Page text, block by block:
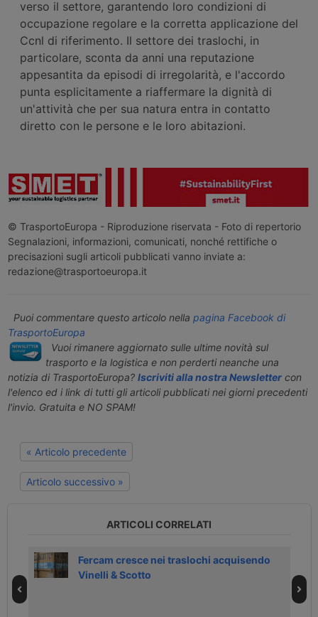
verso il settore, garantendo loro condizioni di
occupazione regolare e la corretta applicazione del
Ccnl di riferimento. Il settore dei traslochi, in
particolare, sconta da anni una reputazione
appesantita da episodi di irregolarità, e l'accordo
punta esplicitamente a riaffermare la dignità di
un'attività che per sua natura entra in contatto
diretto con le persone e le loro abitazioni.
© TrasportoEuropa - Riproduzione riservata - Foto di repertorio
Segnalazioni, informazioni, comunicati, nonché rettifiche o
precisazioni sugli articoli pubblicati vanno inviate a:
redazione@trasportoeuropa.it
Puoi commentare questo articolo nella pagina Facebook di
TrasportoEuropa
Vuoi rimanere aggiornato sulle ultime novità sul
trasporto e la logistica e non perderti neanche una
notizia di TrasportoEuropa? Iscriviti alla nostra Newslettercon
l'elenco ed i link di tutti gli articoli pubblicati nei giorni precedenti
l'invio. Gratuita e NO SPAM!
« Articolo precedente
Articolo successivo »
ARTICOLI CORRELATI
Fercam cresce nei traslochi acquisendo
Vinelli & Scotto